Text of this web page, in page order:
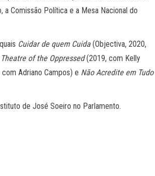
Comissão Política e a Mesa Nacional do
Cuidar de quem Cuida(Objectiva, 2020,
of the Oppressed(2019, com Kelly
Adriano Campos) e Não Acredite em Tudo
de José Soeiro no Parlamento.